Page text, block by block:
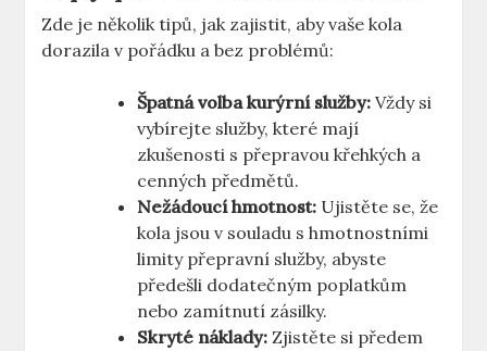
Zde je několik tipů, jak zajistit, aby vaše kola
dorazila v pořádku a bez problémů:
Špatná volba kurýrní služby: Vždy si
vybírejte služby, které mají
zkušenosti s přepravou křehkých a
cenných předmětů.
Nežádoucí hmotnost: Ujistěte se, že
kola jsou v souladu s hmotnostními
limity přepravní služby, abyste
předešli dodatečným poplatkům
nebo zamítnutí zásilky.
Skryté náklady: Zjistěte si předem